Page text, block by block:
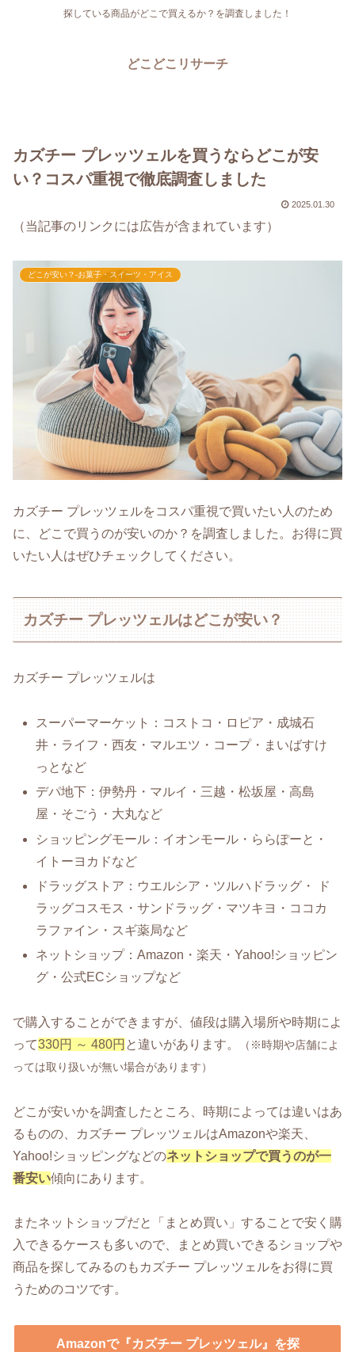
探している商品がどこで買えるか？を調査しました！
どこどこリサーチ
カズチー プレッツェルを買うならどこが安
い？コスパ重視で徹底調査しました
2025.01.30
（当記事のリンクには広告が含まれています）
どこが安い？-お菓子・スイーツ・アイス
カズチー プレッツェルをコスパ重視で買いたい人のため
に、どこで買うのが安いのか？を調査しました。お得に買
いたい人はぜひチェックしてください。
カズチー プレッツェルはどこが安い？
カズチー プレッツェルは
スーパーマーケット：コストコ・ロピア・成城石
井・ライフ・西友・マルエツ・コープ・まいばすけ
っとなど
デパ地下：伊勢丹・マルイ・三越・松坂屋・高島
屋・そごう・大丸など
ショッピングモール：イオンモール・ららぽーと・
イトーヨカドなど
ドラッグストア：ウエルシア・ツルハドラッグ・ ド
ラッグコスモス・サンドラッグ・マツキヨ・ココカ
ラファイン・スギ薬局など
ネットショップ：Amazon・楽天・Yahoo!ショッピン
グ・公式ECショップなど
で購入することができますが、値段は購入場所や時期によ
って330円 ～ 480円 と違いがあります。
（※時期や店舗によ
っては取り扱いが無い場合があります）
どこが安いかを調査したところ、時期によっては違いはあ
るものの、カズチー プレッツェルはAmazonや楽天、
Yahoo!ショッピングなどのネットショップで買うのが一
番安い傾向にあります。
またネットショップだと「まとめ買い」することで安く購
入できるケースも多いので、まとめ買いできるショップや
商品を探してみるのもカズチー プレッツェルをお得に買
うためのコツです。
Amazonで『カズチー プレッツェル』を探